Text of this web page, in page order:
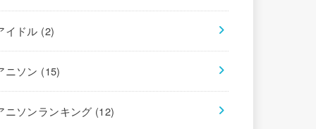
イドル (2)
ニソン (15)
ニソンランキング (12)